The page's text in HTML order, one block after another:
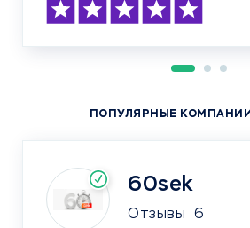
ПОПУЛЯРНЫЕ
60sek
Отзывы 6